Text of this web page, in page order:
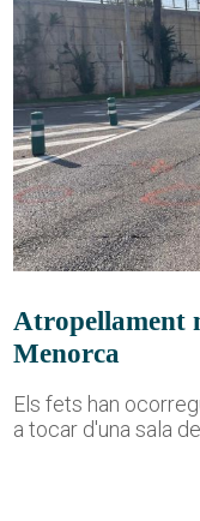
Atropellament
Menorca
Els fets han
a tocar d'una sala